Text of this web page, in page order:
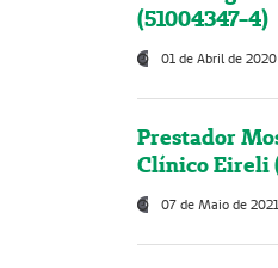
(51004347-4)
01 de Abril de 2020
Prestador
Clínico Eireli
07 de Maio de 2021